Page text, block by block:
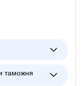
таможня